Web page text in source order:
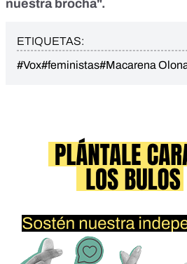
nuestra brocha".
ETIQUETAS:
#Vox#feministas#Macarena